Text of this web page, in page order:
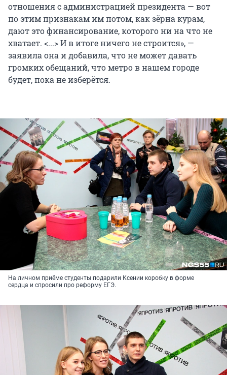
отношения с администрацией президента — вот
по этим признакам им потом, как зёрна курам,
дают это финансирование, которого ни на что не
хватает. <...> И в итоге ничего не строится», —
заявила она и добавила, что не может давать
громких обещаний, что метро в нашем городе
будет, пока не изберётся.
На личном приёме студенты подарили Ксении коробку в форме
сердца и спросили про реформу ЕГЭ.